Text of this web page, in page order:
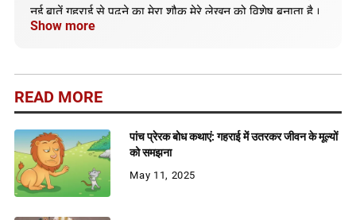
नई बातें गहराई से पढ़ने का मेरा शौक मेरे लेखन को विशेष बनाता है।
मेरा उद्दीपन तकनीकी जगत में है, और मैं अपने ब्लॉग के माध्यम से
Show more
READ MORE
पांच प्रेरक बोध कथाएं: गहराई में उतरकर जीवन के मूल्यों
को समझना
May 11, 2025